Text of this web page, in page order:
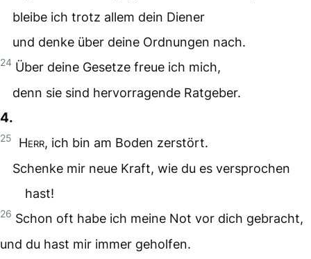
bleibe ich trotz allem dein Diener
und denke über deine Ordnungen nach.
24 Über deine Gesetze freue ich mich,
denn sie sind hervorragende Ratgeber.
4.
25 Herr, ich bin am Boden zerstört.
Schenke mir neue Kraft, wie du es versprochen
hast!
26 Schon oft habe ich meine Not vor dich gebracht,
und du hast mir immer geholfen.